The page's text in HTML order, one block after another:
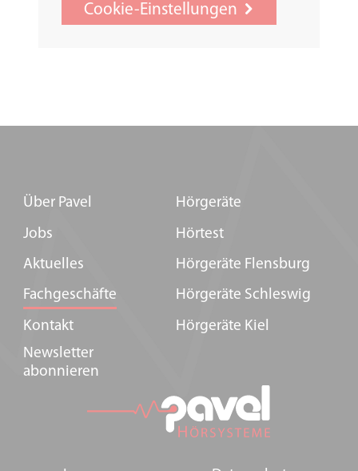
Cookie-Einstellungen
Über Pavel
Jobs
Aktuelles
Fachgeschäfte
Kontakt
Newsletter
abonnieren
Hörgeräte
Hörtest
Hörgeräte Flensburg
Hörgeräte Schleswig
Hörgeräte Kiel